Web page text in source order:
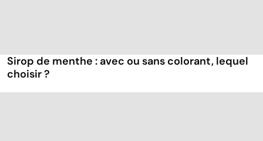
Sirop de menthe : avec ou sans colorant, lequel
choisir ?